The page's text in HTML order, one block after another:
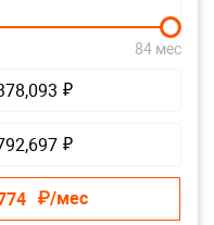
84 мес
₽
₽
44,774₽/мес